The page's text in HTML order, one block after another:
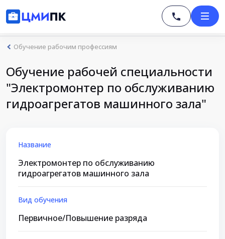
Обучение рабочим профессиям
Обучение рабочей специальности
"Электромонтер по обслуживанию
гидроагрегатов машинного зала"
Название
Электромонтер по обслуживанию
гидроагрегатов машинного зала
Вид обучения
Первичное/Повышение разряда